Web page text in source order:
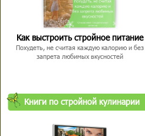
Как выстроить стройное питание
Похудеть, не считая каждую калорию и без
запрета любимых вкусностей
Книги по стройной кулинарии